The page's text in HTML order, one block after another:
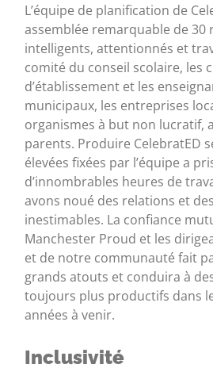
L’équipe de planification de
assemblée remarquable de 30
intelligents, attentionnés et
comité du conseil scolaire, les
d’établissement et les
municipaux, les entreprises
organismes à but non lucratif,
parents. Produire CelebratED
élevées fixées par l’équipe a
d’innombrables heures de
avons noué des relations et
inestimables. La confiance
Manchester Proud et les
et de notre communauté fait
grands atouts et conduira à
toujours plus productifs dans
années à venir.
Inclusivité